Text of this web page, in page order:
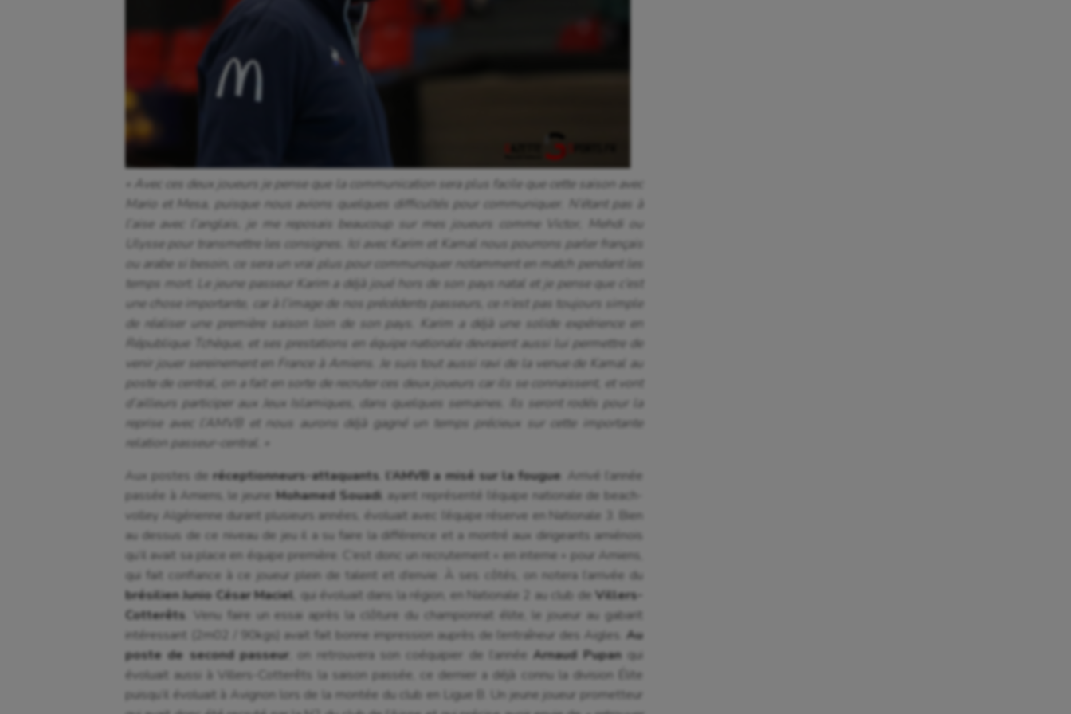
« Avec ces deux joueurs je pense que la communication sera plus facile que cette saison avec
Mario et Mesa, puisque nous avions quelques difficultés pour communiquer. N’étant pas à
l’aise avec l’anglais, je me reposais beaucoup sur mes joueurs comme Victor, Mehdi ou
Ulysse pour transmettre les consignes. Ici avec Karim et Kamal nous pourrons parler français
ou arabe si besoin, ce sera un vrai plus pour communiquer notamment en match pendant les
temps mort. Le jeune passeur Karim a déjà joué hors de son pays natal et je pense que c’est
une chose importante, car à l’image de nos précédents passeurs, ce n’est pas toujours simple
de réaliser une première saison loin de son pays. Karim a déjà une solide expérience en
République Tchèque, et ses prestations en équipe nationale devraient aussi lui permettre de
venir jouer sereinement en France à Amiens. Je suis tout aussi ravi de la venue de Kamal au
poste de central, on a fait en sorte de recruter ces deux joueurs car ils se connaissent, et vont
d’ailleurs participer aux Jeux Islamiques, dans quelques semaines. Ils seront rodés pour la
reprise avec l’AMVB et nous aurons déjà gagné un temps précieux sur cette importante
relation passeur-central. »
Aux postes deréceptionneurs-attaquants l’AMVB a misé sur la fougue . Arrivé l’année
passée à Amiens, le jeune Mohamed Souadi, ayant représenté l’équipe nationale de beach-
volley Algérienne durant plusieurs années, évoluait avec l’équipe réserve en Nationale 3. Bien
au dessus de ce niveau de jeu il a su faire la différence et a montré aux dirigeants amiénois
qu’il avait sa place en équipe première. C’est donc un recrutement « en interne » pour Amiens,
qui fait confiance à ce joueur plein de talent et d’envie. À ses côtés, on notera l’arrivée du
brésilien Junio César Maciel
, qui évoluait dans la région, en Nationale 2 au club de Villers-
Cotterêts . Venu faire un essai après la clôture du championnat élite, le joueur au gabarit
intéressant (2m02 / 90kgs) avait fait bonne impression auprès de l’entraîneur des Aigles. Au
poste de second passeur , on retrouvera son coéquipier de l’année Arnaud Pupanqui
évoluait aussi à Villers-Cotterêts la saison passée, ce dernier a déjà connu la division Élite
puisqu’il évoluait à Avignon lors de la montée du club en Ligue B. Un jeune joueur prometteur